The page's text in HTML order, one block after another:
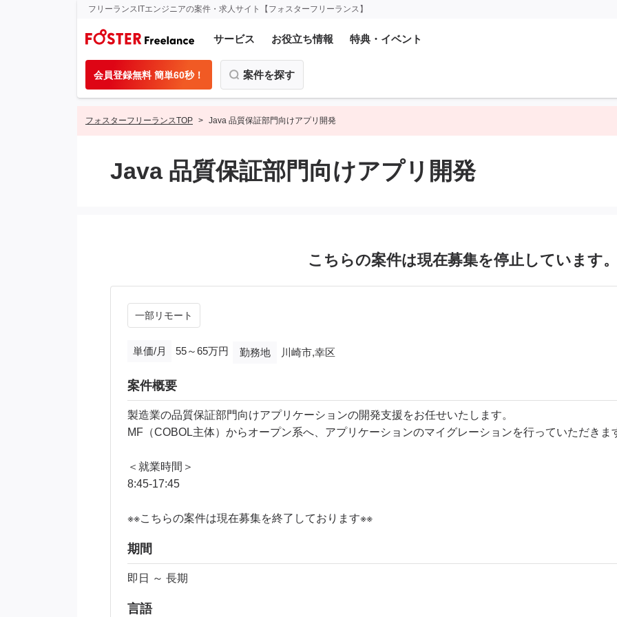
フリーランスITエンジニアの案件・求人サイト【フォスターフリーランス】
サービス お役立ち情報 特典・イベント
会員登録無料 簡単60秒！ 案件を探す
フォスターフリーランスTOP Java 品質保証部門向けアプリ開発
Java 品質保証部門向けアプリ開発
こちらの案件は現在募集を停止しています
一部リモート
単価/月 55～65万円 勤務地 川崎市,幸区
案件概要
製造業の品質保証部門向けアプリケーションの開発支援をお任せいたします。
MF（COBOL主体）からオープン系へ、アプリケーションのマイグレーションを行っていただきま
＜就業時間＞
8:45‐17:45
※※こちらの案件は現在募集を終了しております※※
期間
即日 ～ 長期
言語